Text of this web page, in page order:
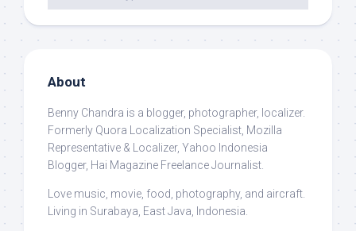
About
Benny Chandra is a blogger, photographer, localizer.
Formerly Quora Localization Specialist, Mozilla
Representative & Localizer, Yahoo Indonesia
Blogger, Hai Magazine Freelance Journalist.
Love music, movie, food, photography, and aircraft.
Living in Surabaya, East Java, Indonesia.